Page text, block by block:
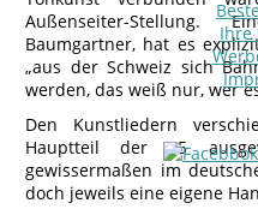
Ihre
Außenseiter-Stellung.
Baumgartner, hat es
„aus der Schweiz sich
werden, das weiß nur, wer
Den Kunstliedern
Hauptteil der 25
gewissermaßen im
doch jeweils eine eigene